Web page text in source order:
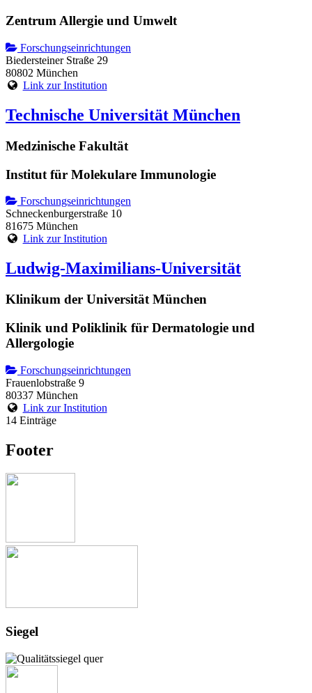
Zentrum Allergie und Umwelt
Forschungseinrichtungen
Biedersteiner Straße 29
80802 München
Link zur Institution
Technische Universität München
Medzinische Fakultät
Institut für Molekulare Immunologie
Forschungseinrichtungen
Schneckenburgerstraße 10
81675 München
Link zur Institution
Ludwig-Maximilians-Universität
Klinikum der Universität München
Klinik und Poliklinik für Dermatologie und
Allergologie
Forschungseinrichtungen
Frauenlobstraße 9
80337 München
Link zur Institution
14 Einträge
Footer
Siegel